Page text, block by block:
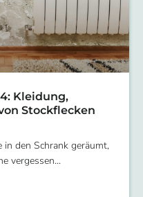
Kleidung,
Stockflecken
in den Schrank geräumt,
vergessen